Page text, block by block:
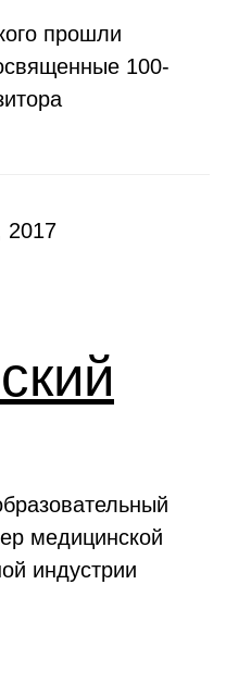
прошли
100-
2017
медицинской
индустрии